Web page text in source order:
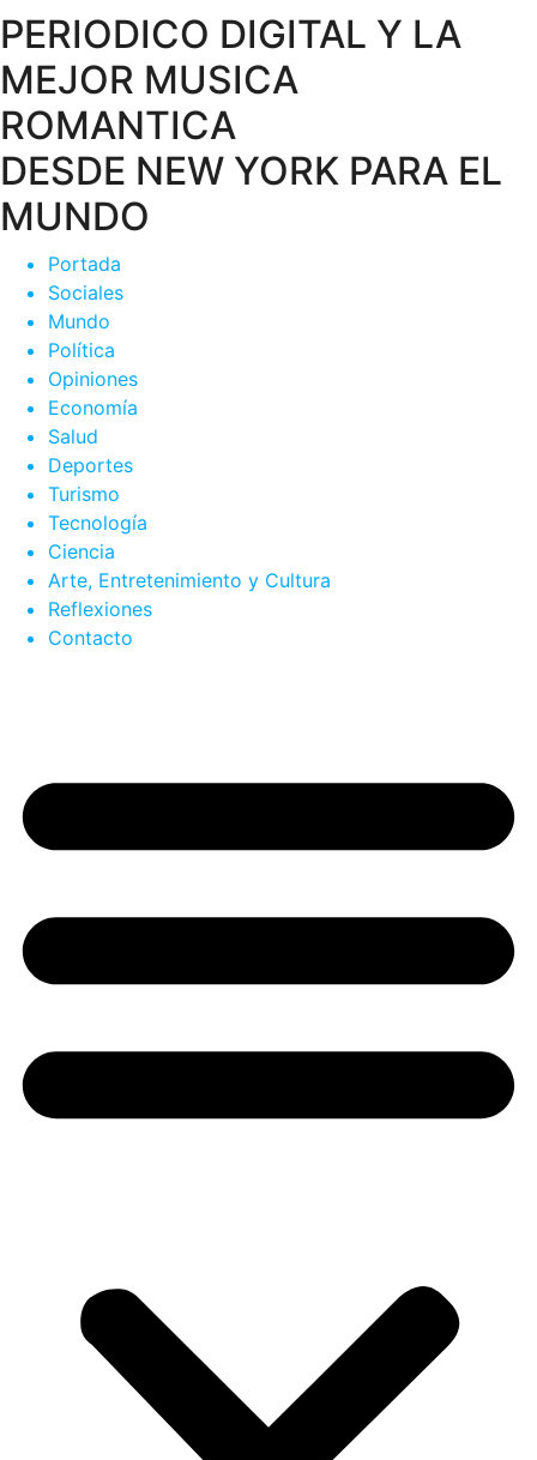
PERIODICO DIGITAL Y LA
MEJOR MUSICA
ROMANTICA
DESDE NEW YORK PARA EL
MUNDO
Portada
Sociales
Mundo
Política
Opiniones
Economía
Salud
Deportes
Turismo
Tecnología
Ciencia
Arte, Entretenimiento y Cultura
Reflexiones
Contacto